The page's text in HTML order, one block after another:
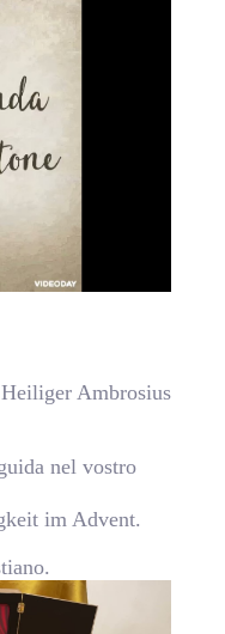
Ambrosius
nel vostro
im Advent.